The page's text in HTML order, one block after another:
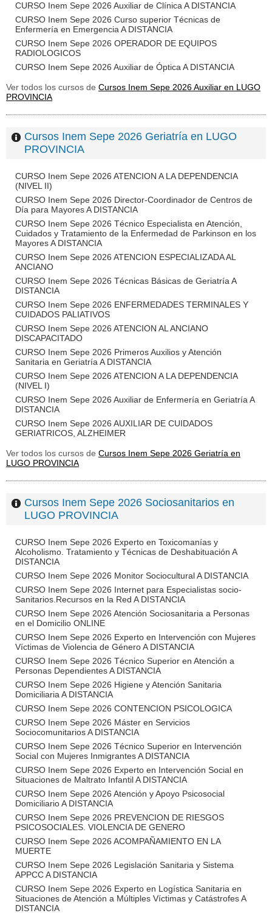
CURSO Inem Sepe 2026 Auxiliar de Clínica A DISTANCIA
CURSO Inem Sepe 2026 Curso superior Técnicas de
Enfermería en Emergencia A DISTANCIA
CURSO Inem Sepe 2026 OPERADOR DE EQUIPOS
RADIOLOGICOS
CURSO Inem Sepe 2026 Auxiliar de Óptica A DISTANCIA
Ver todos los cursos de Cursos Inem Sepe 2026 Auxiliar en LUGO
PROVINCIA
Cursos Inem Sepe 2026 Geriatría en LUGO
PROVINCIA
CURSO Inem Sepe 2026 ATENCION A LA DEPENDENCIA
(NIVEL II)
CURSO Inem Sepe 2026 Director-Coordinador de Centros de
Día para Mayores A DISTANCIA
CURSO Inem Sepe 2026 Técnico Especialista en Atención,
Cuidados y Tratamiento de la Enfermedad de Parkinson en los
Mayores A DISTANCIA
CURSO Inem Sepe 2026 ATENCION ESPECIALIZADA AL
ANCIANO
CURSO Inem Sepe 2026 Técnicas Básicas de Geriatría A
DISTANCIA
CURSO Inem Sepe 2026 ENFERMEDADES TERMINALES Y
CUIDADOS PALIATIVOS
CURSO Inem Sepe 2026 ATENCION AL ANCIANO
DISCAPACITADO
CURSO Inem Sepe 2026 Primeros Auxilios y Atención
Sanitaria en Geriatría A DISTANCIA
CURSO Inem Sepe 2026 ATENCION A LA DEPENDENCIA
(NIVEL I)
CURSO Inem Sepe 2026 Auxiliar de Enfermería en Geriatría A
DISTANCIA
CURSO Inem Sepe 2026 AUXILIAR DE CUIDADOS
GERIATRICOS, ALZHEIMER
Ver todos los cursos de Cursos Inem Sepe 2026 Geriatría en
LUGO PROVINCIA
Cursos Inem Sepe 2026 Sociosanitarios en
LUGO PROVINCIA
CURSO Inem Sepe 2026 Experto en Toxicomanías y
Alcoholismo. Tratamiento y Técnicas de Deshabituación A
DISTANCIA
CURSO Inem Sepe 2026 Monitor Sociocultural A DISTANCIA
CURSO Inem Sepe 2026 Internet para Especialistas socio-
Sanitarios.Recursos en la Red A DISTANCIA
CURSO Inem Sepe 2026 Atención Sociosanitaria a Personas
en el Domicilio ONLINE
CURSO Inem Sepe 2026 Experto en Intervención con Mujeres
Víctimas de Violencia de Género A DISTANCIA
CURSO Inem Sepe 2026 Técnico Superior en Atención a
Personas Dependientes A DISTANCIA
CURSO Inem Sepe 2026 Higiene y Atención Sanitaria
Domiciliaria A DISTANCIA
CURSO Inem Sepe 2026 CONTENCION PSICOLOGICA
CURSO Inem Sepe 2026 Máster en Servicios
Sociocomunitarios A DISTANCIA
CURSO Inem Sepe 2026 Técnico Superior en Intervención
Social con Mujeres Inmigrantes A DISTANCIA
CURSO Inem Sepe 2026 Experto en Intervención Social en
Situaciones de Maltrato Infantil A DISTANCIA
CURSO Inem Sepe 2026 Atención y Apoyo Psicosocial
Domiciliario A DISTANCIA
CURSO Inem Sepe 2026 PREVENCION DE RIESGOS
PSICOSOCIALES. VIOLENCIA DE GENERO
CURSO Inem Sepe 2026 ACOMPAÑAMIENTO EN LA
MUERTE
CURSO Inem Sepe 2026 Legislación Sanitaria y Sistema
APPCC A DISTANCIA
CURSO Inem Sepe 2026 Experto en Logística Sanitaria en
Situaciones de Atención a Múltiples Víctimas y Catástrofes A
DISTANCIA